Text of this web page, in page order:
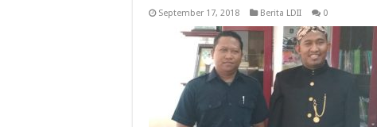
September 17, 2018 Berita LDII 0